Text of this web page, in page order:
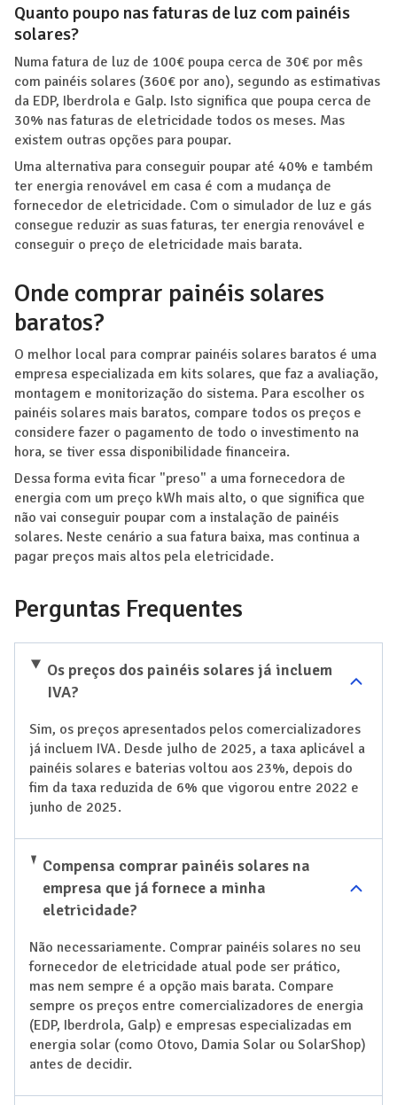
Quanto poupo nas faturas de luz com painéis
solares?
Numa fatura de luz de 100€ poupa cerca de 30€ por mês
com painéis solares (360€ por ano), segundo as estimativas
da EDP, Iberdrola e Galp. Isto significa que poupa cerca de
30% nas faturas de eletricidade todos os meses. Mas
existem outras opções para poupar.
Uma alternativa para conseguir poupar até 40% e também
ter energia renovável em casa é com a mudança de
fornecedor de eletricidade. Com o simulador de luz e gás
consegue reduzir as suas faturas, ter energia renovável e
conseguir o preço de eletricidade mais barata.
Onde comprar painéis solares
baratos?
O melhor local para comprar painéis solares baratos é uma
empresa especializada em kits solares, que faz a avaliação,
montagem e monitorização do sistema. Para escolher os
painéis solares mais baratos, compare todos os preços e
considere fazer o pagamento de todo o investimento na
hora, se tiver essa disponibilidade financeira.
Dessa forma evita ficar "preso" a uma fornecedora de
energia com um preço kWh mais alto, o que significa que
não vai conseguir poupar com a instalação de painéis
solares. Neste cenário a sua fatura baixa, mas continua a
pagar preços mais altos pela eletricidade.
Perguntas Frequentes
Os preços dos painéis solares já incluem
IVA?
Sim, os preços apresentados pelos comercializadores
já incluem IVA. Desde julho de 2025, a taxa aplicável a
painéis solares e baterias voltou aos 23%, depois do
fim da taxa reduzida de 6% que vigorou entre 2022 e
junho de 2025.
Compensa comprar painéis solares na
empresa que já fornece a minha
eletricidade?
Não necessariamente. Comprar painéis solares no seu
fornecedor de eletricidade atual pode ser prático,
mas nem sempre é a opção mais barata. Compare
sempre os preços entre comercializadores de energia
(EDP, Iberdrola, Galp) e empresas especializadas em
energia solar (como Otovo, Damia Solar ou SolarShop)
antes de decidir.